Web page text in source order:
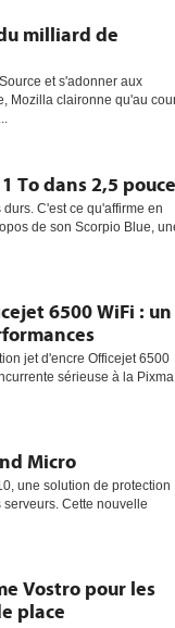
milliard de
et s'adonner aux
Mozilla claironne qu'au
To dans 2,5
durs. C'est ce qu'affirme en
de son Scorpio Blue,
6500 WiFi : un
jet d'encre Officejet 6500
sérieuse à la Pixma
Micro
une solution de protection
Cette nouvelle
Vostro pour les
place